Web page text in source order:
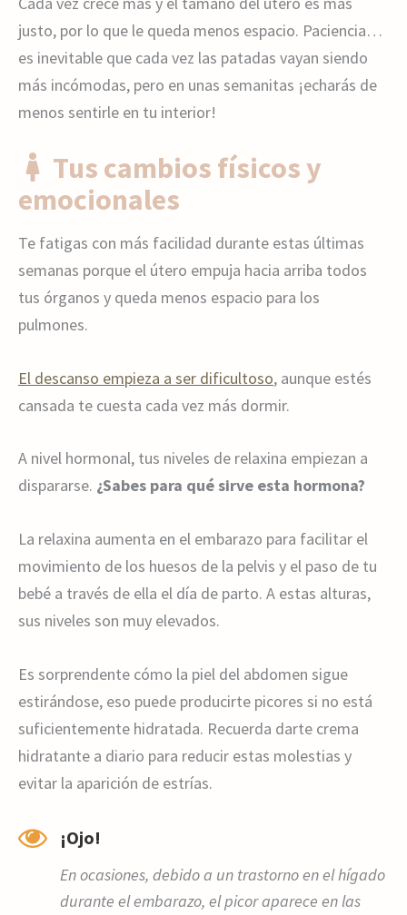
justo, por lo que le queda menos espacio. Paciencia…
es inevitable que cada vez las patadas vayan siendo
más incómodas, pero en unas semanitas ¡echarás de
menos sentirle en tu interior!
Tus cambios físicos y
emocionales
Te fatigas con más facilidad durante estas últimas
semanas porque el útero empuja hacia arriba todos
tus órganos y queda menos espacio para los
pulmones.
El descanso empieza a ser dificultoso, aunque estés
cansada te cuesta cada vez más dormir.
A nivel hormonal, tus niveles de relaxina empiezan a
dispararse. ¿Sabes para qué sirve esta hormona?
La relaxina aumenta en el embarazo para facilitar el
movimiento de los huesos de la pelvis y el paso de tu
bebé a través de ella el día de parto. A estas alturas,
sus niveles son muy elevados.
Es sorprendente cómo la piel del abdomen sigue
estirándose, eso puede producirte picores si no está
suficientemente hidratada. Recuerda darte crema
hidratante a diario para reducir estas molestias y
evitar la aparición de estrías.
¡Ojo!
En ocasiones, debido a un trastorno en el hígado
durante el embarazo, el picor aparece en las